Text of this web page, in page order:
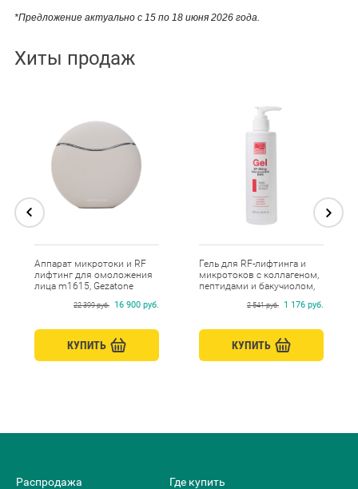
*Предложение актуально с 15 по 18 июня 2026 года.
Хиты продаж
Аппарат микротоки и RF
лифтинг для омоложения
лица m1615, Gezatone
22 399 руб. 16 900 руб.
КУПИТЬ
Гель для RF-лифтинга и
микротоков с коллагеном,
пептидами и бакучиолом,
2 541 руб. 1 176 руб.
КУПИТЬ
Распродажа Где купить